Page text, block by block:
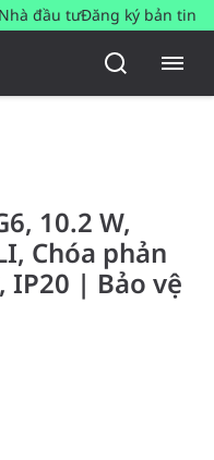
Nhà đầu tưĐăng ký bản tin
10.2 W,
Chóa phản
IP20 | Bảo vệ